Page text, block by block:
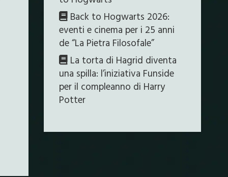
Back to Hogwarts 2026:
eventi e cinema per i 25 anni
de “La Pietra Filosofale”
La torta di Hagrid diventa
una spilla: l’iniziativa Funside
per il compleanno di Harry
Potter